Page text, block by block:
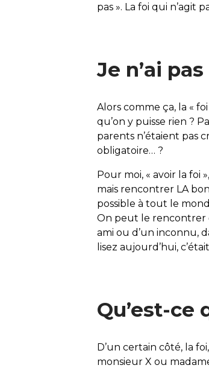
pas ». La foi qui n’agit
Je n’ai
Alors comme ça, la «
qu’on y puisse rien ?
parents n’étaient pas
obligatoire… ?
Pour moi, « avoir la foi
mais rencontrer LA
possible à tout le
On peut le rencontrer
ami ou d’un inconnu,
lisez aujourd’hui,
Qu’est-ce
D’un certain côté, la
monsieur X ou